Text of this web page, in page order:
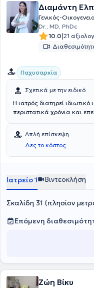
Διαμάντη
Γενικός-
Dr., MD, PhDc
10.0|21
Παχυσαρκία
Σχετικά με την ειδικό
Η ιατρός διατηρεί
περιστατικά χρόνια και
Απλή επίσκεψη
Δες το κόστος
Ιατρείο 1 Βιντεοκλήση
Σκαλίδη 31 (πλησίον
Επόμενη
Ζώη Βίκυ